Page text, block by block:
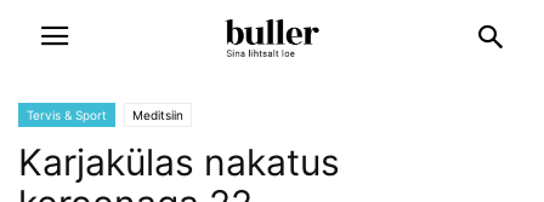
Tervis & Sport Meditsiin
Karjakülas nakatus